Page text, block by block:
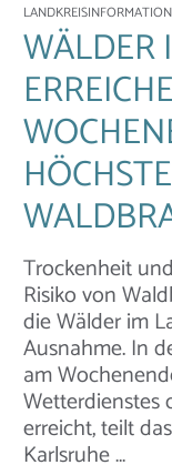
WÄLDER
HÖCHSTE
Trockenheit
Risiko von
die Wälder im
Ausnahme. In
am
Wetterdienstes
erreicht, teilt
Karlsruhe …